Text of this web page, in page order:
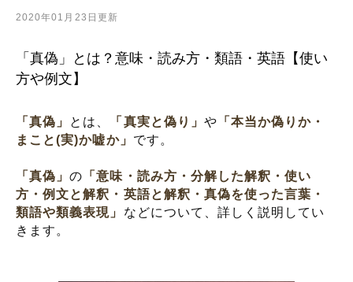
2020年01月23日更新
「真偽」とは？意味・読み方・類語・英語【使い
方や例文】
「真偽」 とは、 「真実と偽り」 や 「本当か偽りか・
まこと(実)か嘘か」 です。
「真偽」の 「意味・読み方・分解した解釈・使い
方・例文と解釈・英語と解釈・真偽を使った言葉・
類語や類義表現」 などについて、詳しく説明してい
きます。